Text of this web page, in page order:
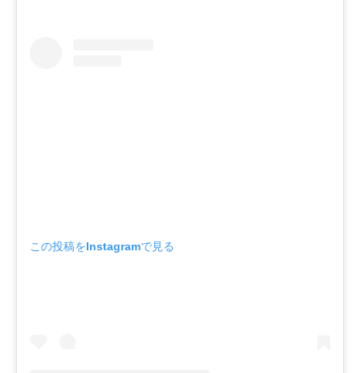
この投稿をInstagramで見る